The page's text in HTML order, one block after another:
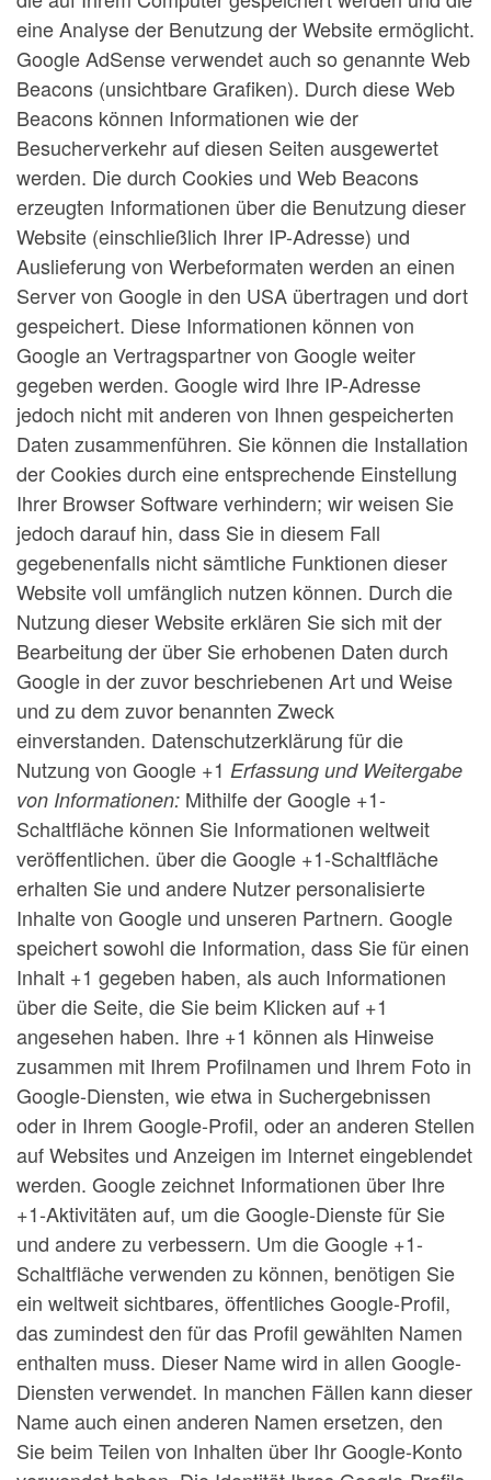
eine Analyse der Benutzung der Website ermöglicht.
Google AdSense verwendet auch so genannte Web
Beacons (unsichtbare Grafiken). Durch diese Web
Beacons können Informationen wie der
Besucherverkehr auf diesen Seiten ausgewertet
werden. Die durch Cookies und Web Beacons
erzeugten Informationen über die Benutzung dieser
Website (einschließlich Ihrer IP-Adresse) und
Auslieferung von Werbeformaten werden an einen
Server von Google in den USA übertragen und dort
gespeichert. Diese Informationen können von
Google an Vertragspartner von Google weiter
gegeben werden. Google wird Ihre IP-Adresse
jedoch nicht mit anderen von Ihnen gespeicherten
Daten zusammenführen. Sie können die Installation
der Cookies durch eine entsprechende Einstellung
Ihrer Browser Software verhindern; wir weisen Sie
jedoch darauf hin, dass Sie in diesem Fall
gegebenenfalls nicht sämtliche Funktionen dieser
Website voll umfänglich nutzen können. Durch die
Nutzung dieser Website erklären Sie sich mit der
Bearbeitung der über Sie erhobenen Daten durch
Google in der zuvor beschriebenen Art und Weise
und zu dem zuvor benannten Zweck
einverstanden. Datenschutzerklärung für die
Nutzung von Google +1 Erfassung und Weitergabe
von Informationen: Mithilfe der Google +1-
Schaltfläche können Sie Informationen weltweit
veröffentlichen. über die Google +1-Schaltfläche
erhalten Sie und andere Nutzer personalisierte
Inhalte von Google und unseren Partnern. Google
speichert sowohl die Information, dass Sie für einen
Inhalt +1 gegeben haben, als auch Informationen
über die Seite, die Sie beim Klicken auf +1
angesehen haben. Ihre +1 können als Hinweise
zusammen mit Ihrem Profilnamen und Ihrem Foto in
Google-Diensten, wie etwa in Suchergebnissen
oder in Ihrem Google-Profil, oder an anderen Stellen
auf Websites und Anzeigen im Internet eingeblendet
werden. Google zeichnet Informationen über Ihre
+1-Aktivitäten auf, um die Google-Dienste für Sie
und andere zu verbessern. Um die Google +1-
Schaltfläche verwenden zu können, benötigen Sie
ein weltweit sichtbares, öffentliches Google-Profil,
das zumindest den für das Profil gewählten Namen
enthalten muss. Dieser Name wird in allen Google-
Diensten verwendet. In manchen Fällen kann dieser
Name auch einen anderen Namen ersetzen, den
Sie beim Teilen von Inhalten über Ihr Google-Konto